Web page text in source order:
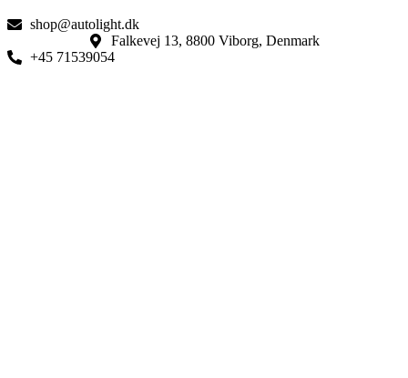
shop@autolight.dk
Falkevej 13, 8800 Viborg, Denmark
+45 71539054